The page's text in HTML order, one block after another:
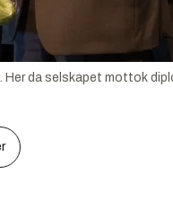
da selskapet mottok